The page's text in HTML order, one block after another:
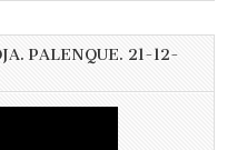
PALENQUE. 21-12-